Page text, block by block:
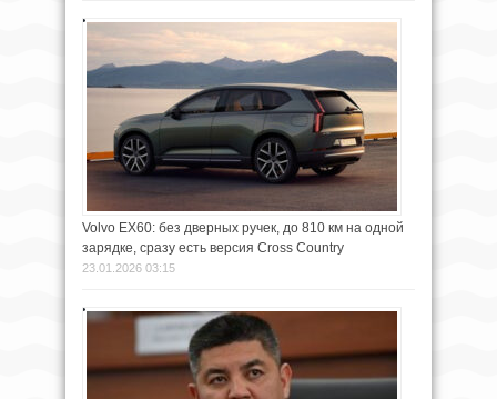
Volvo EX60: без дверных ручек, до 810 км на одной
зарядке, сразу есть версия Cross Country
23.01.2026 03:15